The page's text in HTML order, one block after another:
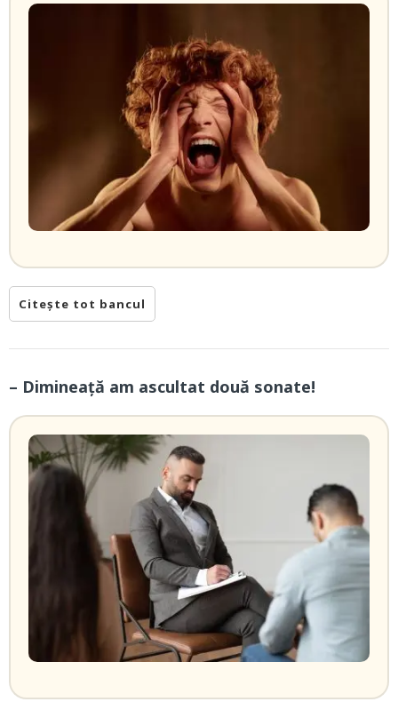
Citește tot bancul
– Dimineață am ascultat două sonate!